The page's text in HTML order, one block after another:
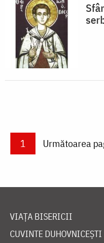
PaginareCurrent page
1 Next page
Următoarea
VIAȚA BISERICII
CUVINTE DUHOVNICEȘTI